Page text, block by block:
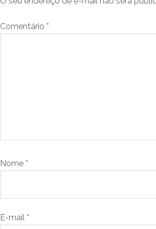
Comentário *
Nome *
E-mail *